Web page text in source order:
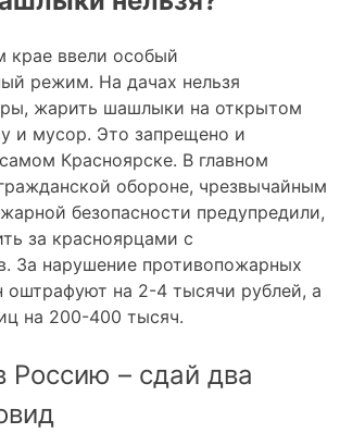
крае ввели особый
режим. На дачах нельзя
жарить шашлыки на открытом
и мусор. Это запрещено и
Красноярске. В главном
обороне, чрезвычайным
безопасности предупредили,
за красноярцами с
За нарушение противопожарных
оштрафуют на 2-4 тысячи рублей, а
на 200-400 тысяч.
Россию – сдай два